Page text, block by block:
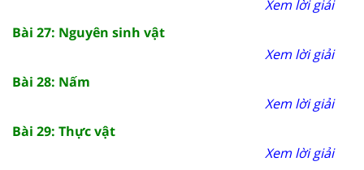
Xem lời giải
Bài 27: Nguyên sinh vật
Xem lời giải
Bài 28: Nấm
Xem lời giải
Bài 29: Thực vật
Xem lời giải